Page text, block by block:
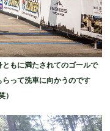
もに満たされてのゴールで
って洗車に向かうのです
）